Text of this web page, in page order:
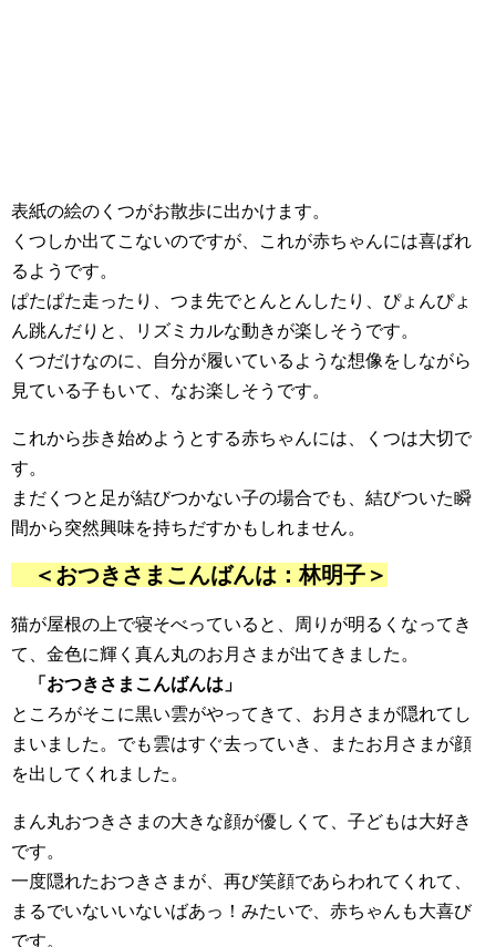
表紙の絵のくつがお散歩に出かけます。
くつしか出てこないのですが、これが赤ちゃんには喜ばれ
るようです。
ぱたぱた走ったり、つま先でとんとんしたり、ぴょんぴょ
ん跳んだりと、リズミカルな動きが楽しそうです。
くつだけなのに、自分が履いているような想像をしながら
見ている子もいて、なお楽しそうです。
これから歩き始めようとする赤ちゃんには、くつは大切で
す。
まだくつと足が結びつかない子の場合でも、結びついた瞬
間から突然興味を持ちだすかもしれません。
＜おつきさまこんばんは：林明子＞
猫が屋根の上で寝そべっていると、周りが明るくなってき
て、金色に輝く真ん丸のお月さまが出てきました。
「おつきさまこんばんは」
ところがそこに黒い雲がやってきて、お月さまが隠れてし
まいました。でも雲はすぐ去っていき、またお月さまが顔
を出してくれました。
まん丸おつきさまの大きな顔が優しくて、子どもは大好き
です。
一度隠れたおつきさまが、再び笑顔であらわれてくれて、
まるでいないいないばあっ！みたいで、赤ちゃんも大喜び
です。